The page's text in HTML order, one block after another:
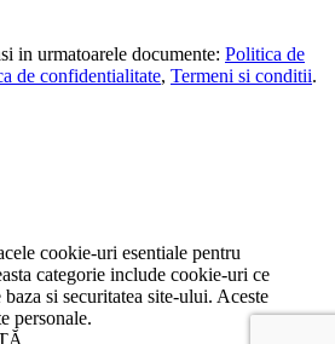
in urmatoarele documente: Politica de
de confidentialitate, Termeni si conditii.
cookie-uri esentiale pentru
categorie include cookie-uri ce
si securitatea site-ului. Aceste
personale.